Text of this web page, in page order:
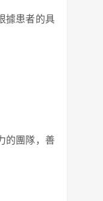
據患者的具
的團隊，善